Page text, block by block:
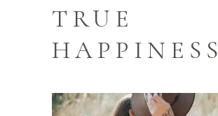
TRUE
HAPPINESS